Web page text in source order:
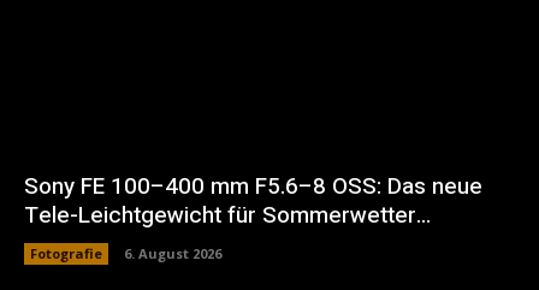
Sony FE 100–400 mm F5.6–8 OSS: Das neue
Tele-Leichtgewicht für Sommerwetter…
Fotografie 6. August 2026